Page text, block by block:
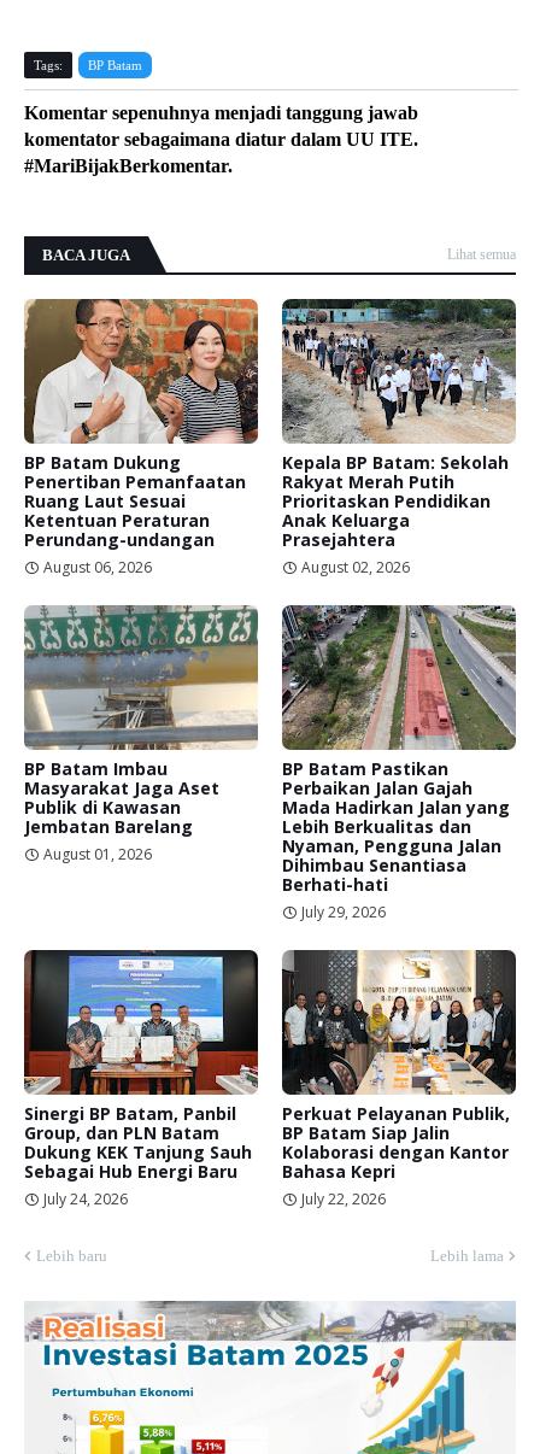
Tags: BP Batam
Komentar sepenuhnya menjadi tanggung jawab
komentator sebagaimana diatur dalam UU ITE.
#MariBijakBerkomentar.
BACA JUGA Lihat semua
BP Batam Dukung
Penertiban Pemanfaatan
Ruang Laut Sesuai
Ketentuan Peraturan
Perundang-undangan
August 06, 2026
Kepala BP Batam: Sekolah
Rakyat Merah Putih
Prioritaskan Pendidikan
Anak Keluarga
Prasejahtera
August 02, 2026
BP Batam Imbau
Masyarakat Jaga Aset
Publik di Kawasan
Jembatan Barelang
August 01, 2026
BP Batam Pastikan
Perbaikan Jalan Gajah
Mada Hadirkan Jalan yang
Lebih Berkualitas dan
Nyaman, Pengguna Jalan
Dihimbau Senantiasa
Berhati-hati
July 29, 2026
Sinergi BP Batam, Panbil
Group, dan PLN Batam
Dukung KEK Tanjung Sauh
Sebagai Hub Energi Baru
July 24, 2026
Perkuat Pelayanan Publik,
BP Batam Siap Jalin
Kolaborasi dengan Kantor
Bahasa Kepri
July 22, 2026
Lebih baru Lebih lama